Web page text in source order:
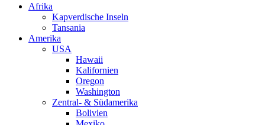
Afrika
Kapverdische Inseln
Tansania
Amerika
USA
Hawaii
Kalifornien
Oregon
Washington
Zentral- & Südamerika
Bolivien